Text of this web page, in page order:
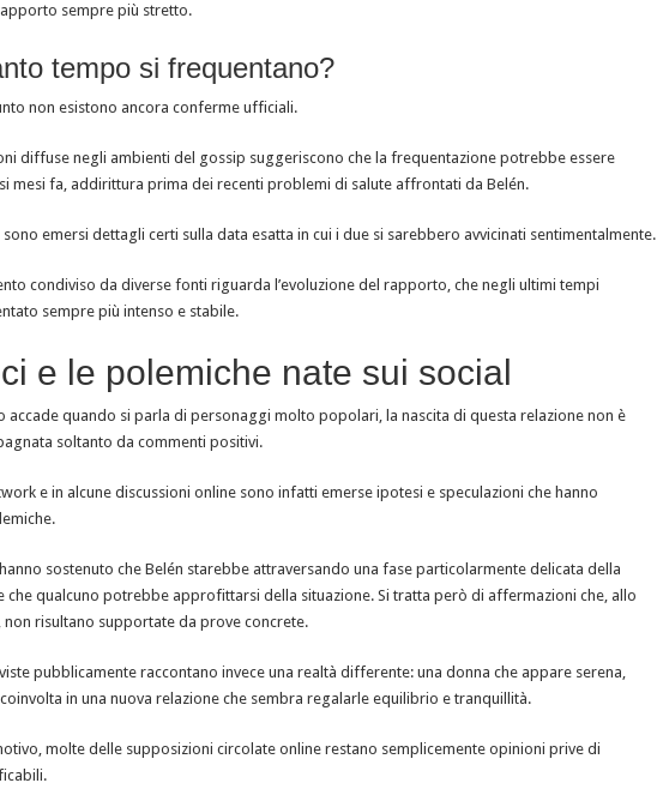
sempre più stretto.
tempo si frequentano?
non esistono ancora conferme ufficiali.
diffuse negli ambienti del gossip suggeriscono che la frequentazione potrebbe essere
mesi fa, addirittura prima dei recenti problemi di salute affrontati da Belén.
sono emersi dettagli certi sulla data esatta in cui i due si sarebbero avvicinati sentimentalmente.
condiviso da diverse fonti riguarda l’evoluzione del rapporto, che negli ultimi tempi
sempre più intenso e stabile.
e le polemiche nate sui social
accade quando si parla di personaggi molto popolari, la nascita di questa relazione non è
soltanto da commenti positivi.
e in alcune discussioni online sono infatti emerse ipotesi e speculazioni che hanno
sostenuto che Belén starebbe attraversando una fase particolarmente delicata della
che qualcuno potrebbe approfittarsi della situazione. Si tratta però di affermazioni che, allo
non risultano supportate da prove concrete.
pubblicamente raccontano invece una realtà differente: una donna che appare serena,
in una nuova relazione che sembra regalarle equilibrio e tranquillità.
molte delle supposizioni circolate online restano semplicemente opinioni prive di